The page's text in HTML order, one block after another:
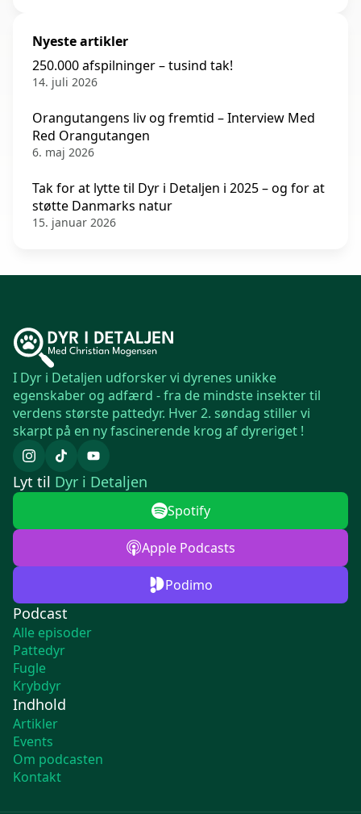
Nyeste artikler
250.000 afspilninger – tusind tak!
14. juli 2026
Orangutangens liv og fremtid – Interview Med
Red Orangutangen
6. maj 2026
Tak for at lytte til Dyr i Detaljen i 2025 – og for at
støtte Danmarks natur
15. januar 2026
I Dyr i Detaljen udforsker vi dyrenes unikke
egenskaber og adfærd - fra de mindste insekter til
verdens største pattedyr. Hver 2. søndag stiller vi
skarpt på en ny fascinerende krog af dyreriget !
Podcast
Alle episoder
Pattedyr
Fugle
Krybdyr
Indhold
Artikler
Events
Om podcasten
Kontakt
Lyt til Dyr i Detaljen
Spotify
Apple Podcasts
Podimo